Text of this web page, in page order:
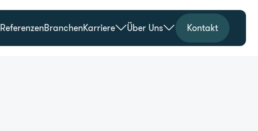
ReferenzenBranchenKarriere Über Uns Kontakt